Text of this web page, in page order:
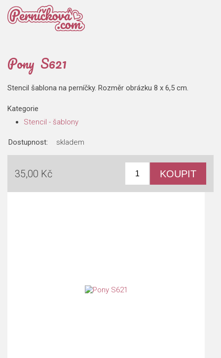
Pony S621
Stencil šablona na perníčky. Rozměr obrázku 8 x 6,5 cm.
Kategorie
Stencil - šablony
Dostupnost: skladem
35,00 Kč